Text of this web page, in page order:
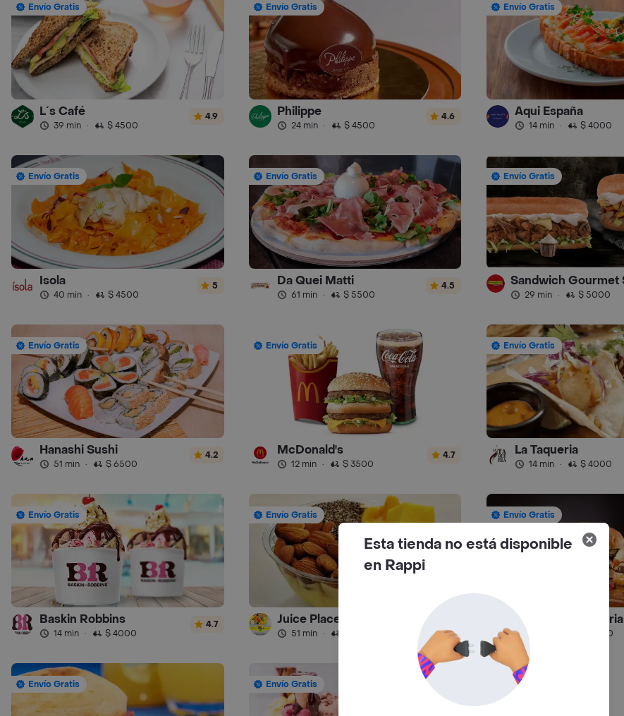
Envío Gratis
L´s Café
39 min · $ 4500
4.9
Envío Gratis
Philippe
24 min · $ 4500
4.6
Envío Gratis
Aqui España
14 min · $ 4000
Envío Gratis
Isola
40 min · $ 4500
5
Envío Gratis
Da Quei Matti
61 min · $ 5500
4.5
Envío Gratis
29 min · $ 5000
Envío Gratis
Hanashi Sushi
51 min · $ 6500
4.2
Envío Gratis
McDonald's
12 min · $ 3500
4.7
Envío Gratis
La Taqueria
14 min · $ 4000
Envío Gratis
Baskin Robbins
14 min · $ 4000
4.7
Envío Gratis
Juice Place
51 min ·
Envío Gratis
La Hamburgueseria
$ 4000
Envío Gratis Envío Gratis
Esta tienda no está disponible
en Rappi